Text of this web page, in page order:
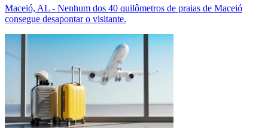
Maceió, AL - Nenhum dos 40 quilômetros de praias de Maceió
consegue desapontar o visitante.